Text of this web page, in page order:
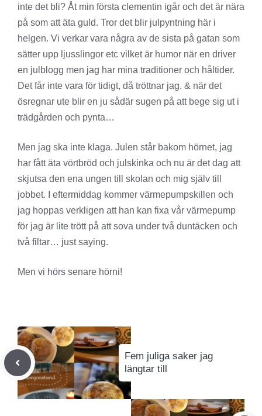
inte det bli? Åt min första clementin igår och det är nära
på som att äta guld. Tror det blir julpyntning här i
helgen. Vi verkar vara några av de sista på gatan som
sätter upp ljusslingor etc vilket är humor när en driver
en julblogg men jag har mina traditioner och håltider.
Det får inte vara för tidigt, då tröttnar jag. & när det
ösregnar ute blir en ju sådär sugen på att bege sig ut i
trädgården och pynta…
Men jag ska inte klaga. Julen står bakom hörnet, jag
har fått äta vörtbröd och julskinka och nu är det dag att
skjutsa den ena ungen till skolan och mig själv till
jobbet. I eftermiddag kommer värmepumpskillen och
jag hoppas verkligen att han kan fixa vår värmepump
för jag är lite trött på att sova under två duntäcken och
två filtar… just saying.
Men vi hörs senare hörni!
Fem juliga saker jag
längtar till